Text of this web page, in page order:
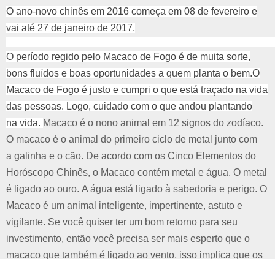
O ano-novo chinês em 2016 começa em 08 de fevereiro e
vai até 27 de janeiro de 2017.
O período regido pelo Macaco de Fogo é de muita sorte,
bons fluídos e boas oportunidades a quem planta o bem.O
Macaco de Fogo é justo e cumpri o que está traçado na vida
das pessoas. Logo, cuidado com o que andou plantando
na vida. Macaco é o nono animal em 12 signos do zodíaco.
O macaco é o animal do primeiro ciclo de metal junto com
a galinha e o cão. De acordo com os Cinco Elementos do
Horóscopo Chinês, o Macaco contém metal e água. O metal
é ligado ao ouro. A água está ligado à sabedoria e perigo. O
Macaco é um animal inteligente, impertinente, astuto e
vigilante. Se você quiser ter um bom retorno para seu
investimento, então você precisa ser mais esperto que o
macaco que também é ligado ao vento, isso implica que os